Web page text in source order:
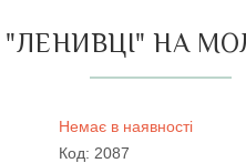
НА
Немає в наявності
Код: 2087